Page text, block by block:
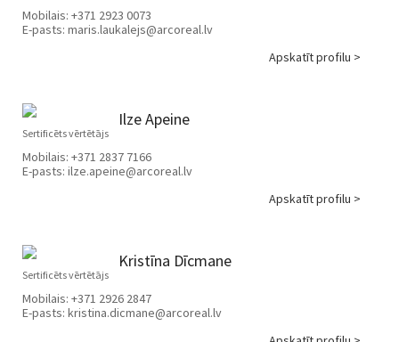
Mobilais: +371 2923 0073
E-pasts: maris.laukalejs@arcoreal.lv
Apskatīt profilu >
Ilze Apeine
Sertificēts vērtētājs
Mobilais: +371 2837 7166
E-pasts: ilze.apeine@arcoreal.lv
Apskatīt profilu >
Kristīna Dīcmane
Sertificēts vērtētājs
Mobilais: +371 2926 2847
E-pasts: kristina.dicmane@arcoreal.lv